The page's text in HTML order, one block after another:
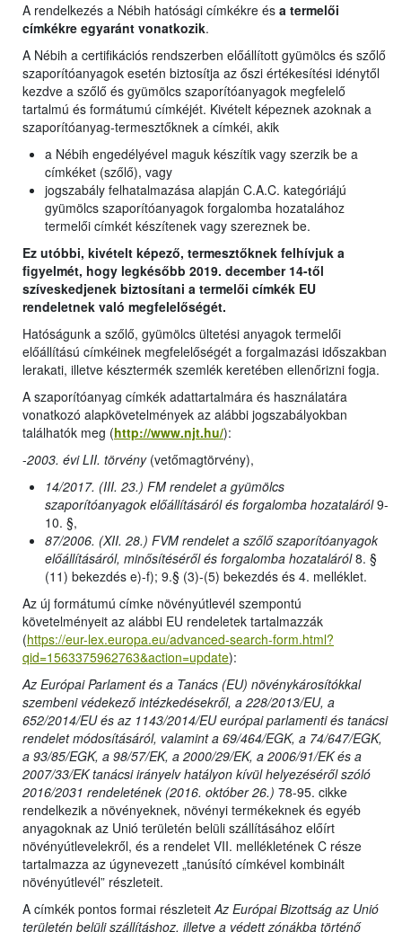
A rendelkezés a Nébih hatósági címkékre és a termelői
címkékre egyaránt vonatkozik.
A Nébih a certifikációs rendszerben előállított gyümölcs és szőlő
szaporítóanyagok esetén biztosítja az őszi értékesítési idénytől
kezdve a szőlő és gyümölcs szaporítóanyagok megfelelő
tartalmú és formátumú címkéjét. Kivételt képeznek azoknak a
szaporítóanyag-termesztőknek a címkéi, akik
a Nébih engedélyével maguk készítik vagy szerzik be a
címkéket (szőlő), vagy
jogszabály felhatalmazása alapján C.A.C. kategóriájú
gyümölcs szaporítóanyagok forgalomba hozatalához
termelői címkét készítenek vagy szereznek be.
Ez utóbbi, kivételt képező, termesztőknek felhívjuk a
figyelmét, hogy legkésőbb 2019. december 14-től
szíveskedjenek biztosítani a termelői címkék EU
rendeletnek való megfelelőségét.
Hatóságunk a szőlő, gyümölcs ültetési anyagok termelői
előállítású címkéinek megfelelőségét a forgalmazási időszakban
lerakati, illetve késztermék szemlék keretében ellenőrizni fogja.
A szaporítóanyag címkék adattartalmára és használatára
vonatkozó alapkövetelmények az alábbi jogszabályokban
találhatók meg (http://www.njt.hu/):
-2003. évi LII. törvény(vetőmagtörvény),
14/2017. (III. 23.) FM rendelet a gyümölcs
szaporítóanyagok előállításáról és forgalomba hozataláról9-
10. §,
87/2006. (XII. 28.) FVM rendelet a szőlő szaporítóanyagok
előállításáról, minősítéséről és forgalomba hozataláról8. §
(11) bekezdés e)-f); 9.§ (3)-(5) bekezdés és 4. melléklet.
Az új formátumú címke növényútlevél szempontú
követelményeit az alábbi EU rendeletek tartalmazzák
(https://eur-lex.europa.eu/advanced-search-form.html?
qid=1563375962763&action=update):
Az Európai Parlament és a Tanács (EU) növénykárosítókkal
szembeni védekező intézkedésekről, a 228/2013/EU, a
652/2014/EU és az 1143/2014/EU európai parlamenti és tanácsi
rendelet módosításáról, valamint a 69/464/EGK, a 74/647/EGK,
a 93/85/EGK, a 98/57/EK, a 2000/29/EK, a 2006/91/EK és a
2007/33/EK tanácsi irányelv hatályon kívül helyezéséről szóló
2016/2031 rendeletének (2016. október 26.) 78-95. cikke
rendelkezik a növényeknek, növényi termékeknek és egyéb
anyagoknak az Unió területén belüli szállításához előírt
növényútlevelekről, és a rendelet VII. mellékletének C része
tartalmazza az úgynevezett „tanúsító címkével kombinált
növényútlevél” részleteit.
A címkék pontos formai részleteitAz Európai Bizottság az Unió
területén belüli szállításhoz, illetve a védett zónákba történő